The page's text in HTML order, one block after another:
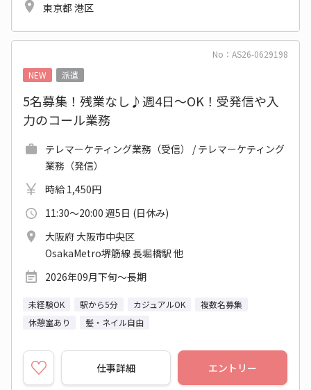
東京都 港区
No：AS26-0629198
NEW
派遣
5名募集！残業なし♪週4日～OK！受発信や入
力のコール業務
テレマーケティング業務（受信） / テレマーケティング
業務（発信）
時給 1,450円
11:30～20:00 週5日 (日休み)
大阪府 大阪市中央区
OsakaMetro堺筋線 長堀橋駅 他
2026年09月下旬～長期
未経験OK 駅から5分 カジュアルOK
複数名募集
休憩室あり
髪・ネイル自由
仕事詳細 エントリー